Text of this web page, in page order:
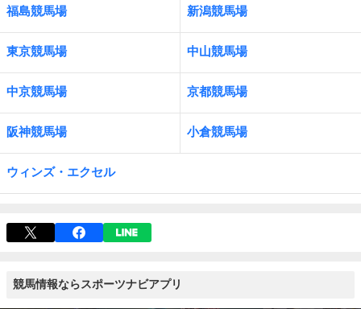
福島競馬場 新潟競馬場
東京競馬場 中山競馬場
中京競馬場 京都競馬場
阪神競馬場 小倉競馬場
ウィンズ・エクセル
競馬情報ならスポーツナビアプリ